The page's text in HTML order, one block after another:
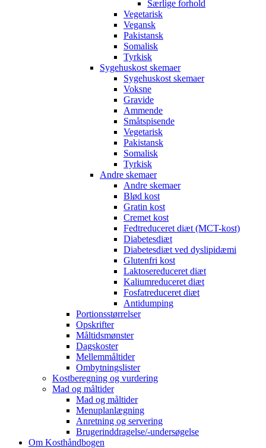
Særlige forhold
Vegetarisk
Vegansk
Pakistansk
Somalisk
Tyrkisk
Sygehuskost skemaer
Sygehuskost skemaer
Voksne
Gravide
Ammende
Småtspisende
Vegetarisk
Pakistansk
Somalisk
Tyrkisk
Andre skemaer
Andre skemaer
Blød kost
Gratin kost
Cremet kost
Fedtreduceret diæt (MCT-kost)
Diabetesdiæt
Diabetesdiæt ved dyslipidæmi
Glutenfri kost
Laktosereduceret diæt
Kaliumreduceret diæt
Fosfatreduceret diæt
Antidumping
Portionsstørrelser
Opskrifter
Måltidsmønster
Dagskoster
Mellemmåltider
Ombytningslister
Kostberegning og vurdering
Mad og måltider
Mad og måltider
Menuplanlægning
Anretning og servering
Brugerinddragelse/-undersøgelse
Om Kosthåndbogen